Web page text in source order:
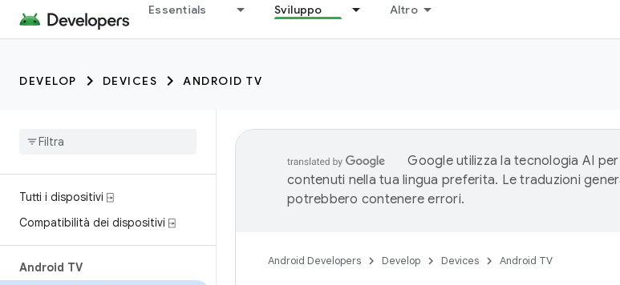
Essentials Sviluppo Altro
DEVELOP DEVICES ANDROID TV
Tutti i dispositivi ⍈
Compatibilità dei dispositivi ⍈
Android TV
Google utilizza la tecnologia AI
contenuti nella tua lingua preferita. Le traduzioni
potrebbero contenere errori.
Android Developers Develop Devices Android TV